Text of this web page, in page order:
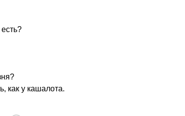
как у кашалота.